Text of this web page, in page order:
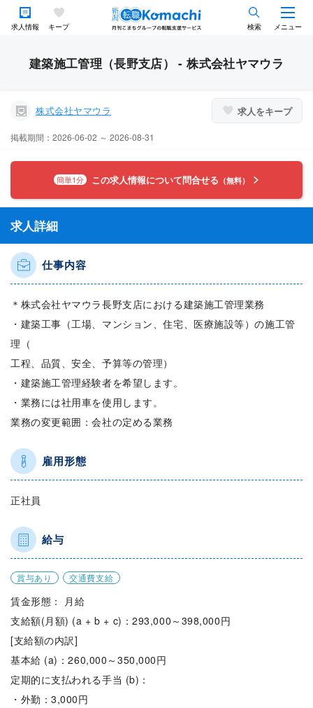
求人情報 キープ 検索 メニュー
建築施工管理（長野支店） - 株式会社ヤマウラ
株式会社ヤマウラ 求人をキープ
掲載期間：2026-06-02 ～ 2026-08-31
簡単1分 この求人情報について問合せる （無料）
求人詳細
仕事内容
＊株式会社ヤマウラ長野支店における建築施工管理業務
・建築工事（工場、マンション、住宅、医療施設等）の施工管
理（
工程、品質、安全、予算等の管理）
・建築施工管理経験者を希望します。
・業務には社用車を使用します。
業務の変更範囲：会社の定める業務
雇用形態
正社員
給与
賞与あり 交通費支給
賃金形態： 月給
支給額(月額) (a + b + c)：293,000～398,000円
[支給額の内訳]
基本給 (a)：260,000～350,000円
定期的に支払われる手当 (b)：
・外勤：3,000円